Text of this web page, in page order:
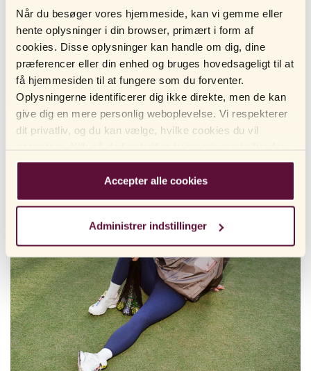
Når du besøger vores hjemmeside, kan vi gemme eller
hente oplysninger i din browser, primært i form af
cookies. Disse oplysninger kan handle om dig, dine
præferencer eller din enhed og bruges hovedsageligt til at
få hjemmesiden til at fungere som du forventer.
Oplysningerne identificerer dig ikke direkte, men de kan
give dig en mere personlig weboplevelse. Vi respekterer
dit privatliv, og du kan vælge, hvilke cookies du vil
at finde ud af mere og ændre vores standardindstillinger.
Bemærk venligst, at blokering af cookies kan påvirke din
oplevelse af hjemmesiden og de tjenester, vi tilbyder.
brugen af ​​cookies, kan du altid slette dem ved at
navigere til privatlivsindstillingerne i din browser.
Accepter alle cookies
Administrer indstillinger
Ledsmerter og stivhed er almindeligt forekommende symptomer i
overgangsalderen. Det kan opstå smerter i alle led i kroppen, men
de mest almindelige er: knæ, hofter, hænder/fingre og ryg. I
forbindelse med muskel- og ledsmerter i overgangsalderen bliver
det sværere at bygge muskler, og kvinder kan opleve, at de må
ændre måden de træner på. I overgangsalderen man kan også
opleve flere led- og musklersmerter efter træning end tidligere.